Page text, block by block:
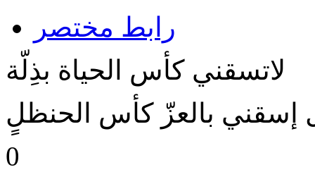
رابط مختصر
لاتسقني كأس الحياة بذِلّة
إسقني بالعزّ كأس الحنظلٍ
0